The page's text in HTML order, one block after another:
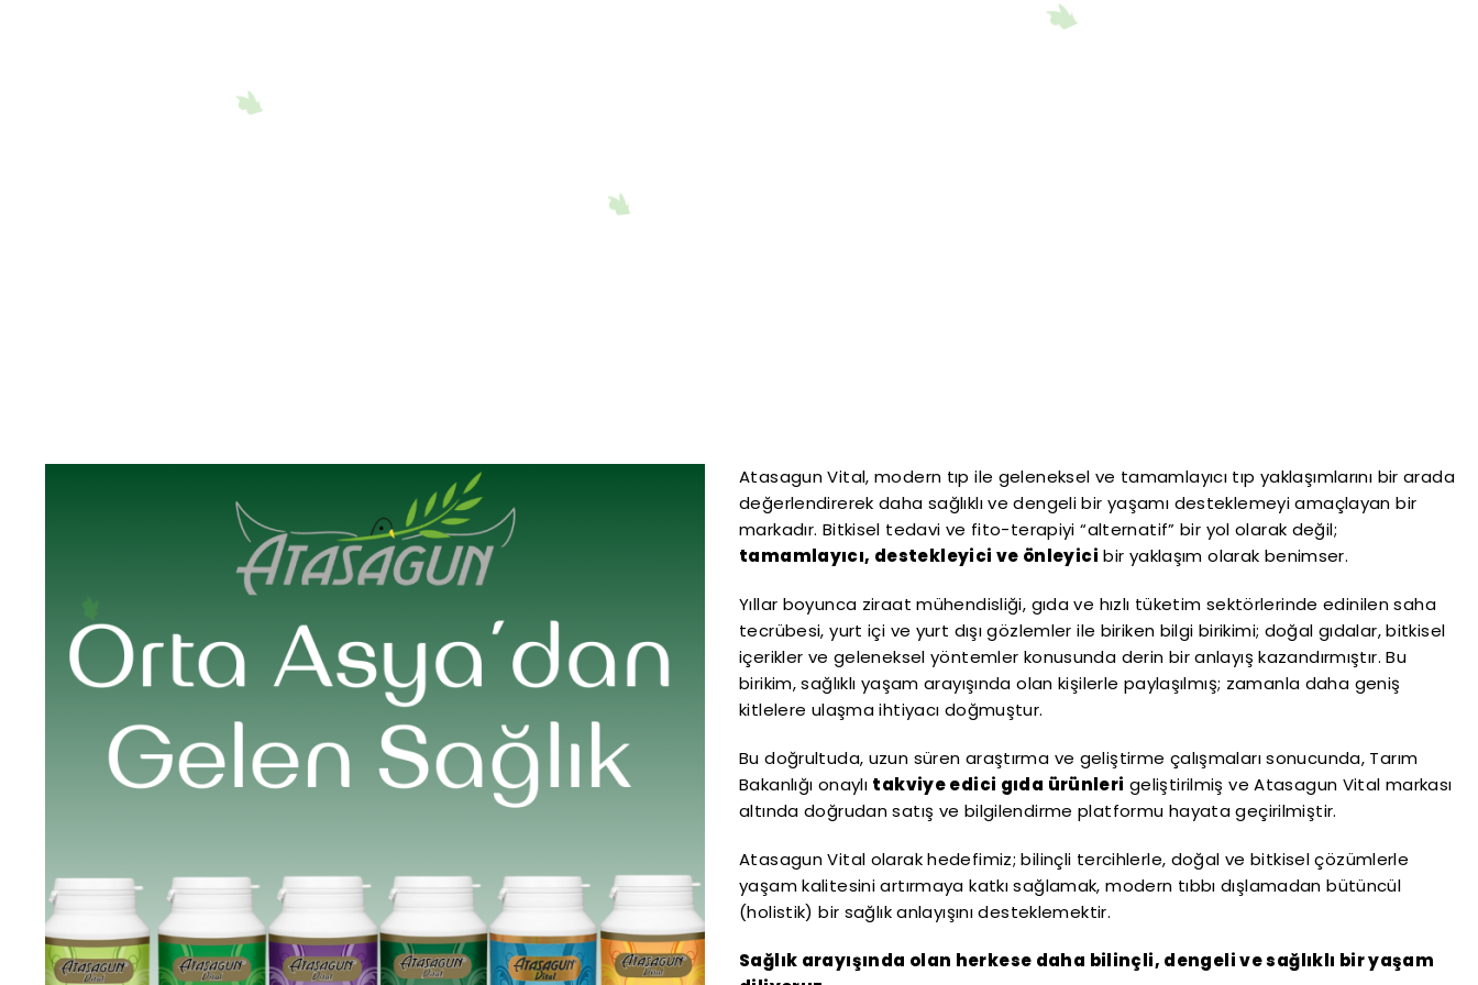
Atasagun Vital, modern tıp ile geleneksel ve tamamlayıcı tıp yaklaşımlarını bir arada
değerlendirerek daha sağlıklı ve dengeli bir yaşamı desteklemeyi amaçlayan bir
markadır. Bitkisel tedavi ve fito-terapiyi “alternatif” bir yol olarak değil;
tamamlayıcı, destekleyici ve önleyici bir yaklaşım olarak benimser.
Yıllar boyunca ziraat mühendisliği, gıda ve hızlı tüketim sektörlerinde edinilen saha
tecrübesi, yurt içi ve yurt dışı gözlemler ile biriken bilgi birikimi; doğal gıdalar, bitkisel
içerikler ve geleneksel yöntemler konusunda derin bir anlayış kazandırmıştır. Bu
birikim, sağlıklı yaşam arayışında olan kişilerle paylaşılmış; zamanla daha geniş
kitlelere ulaşma ihtiyacı doğmuştur.
Bu doğrultuda, uzun süren araştırma ve geliştirme çalışmaları sonucunda, Tarım
Bakanlığı onaylı takviye edici gıda ürünleri geliştirilmiş ve Atasagun Vital markası
altında doğrudan satış ve bilgilendirme platformu hayata geçirilmiştir.
Atasagun Vital olarak hedefimiz; bilinçli tercihlerle, doğal ve bitkisel çözümlerle
yaşam kalitesini artırmaya katkı sağlamak, modern tıbbı dışlamadan bütüncül
(holistik) bir sağlık anlayışını desteklemektir.
Sağlık arayışında olan herkese daha bilinçli, dengeli ve sağlıklı bir yaşam